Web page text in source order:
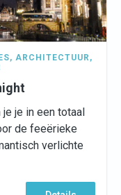
, ARCHITECTUUR ,
je je in een totaal
de feeërieke
verlichte